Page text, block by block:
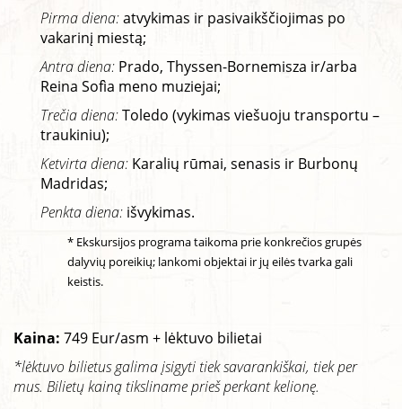
Pirma diena:atvykimas ir pasivaikščiojimas po
vakarinį miestą;
Antra diena: Prado, Thyssen-Bornemisza ir/arba
Reina Sofìa meno muziejai;
Trečia diena:Toledo (vykimas viešuoju transportu –
traukiniu);
Ketvirta diena: Karalių rūmai, senasis ir Burbonų
Madridas;
Penkta diena: išvykimas.
* Ekskursijos programa taikoma prie konkrečios grupės
dalyvių poreikių; lankomi objektai ir jų eilės tvarka gali
keistis.
Kaina: 749 Eur/asm + lėktuvo bilietai
*lėktuvo bilietus galima įsigyti tiek savarankiškai, tiek per
mus. Bilietų kainą tiksliname prieš perkant kelionę.